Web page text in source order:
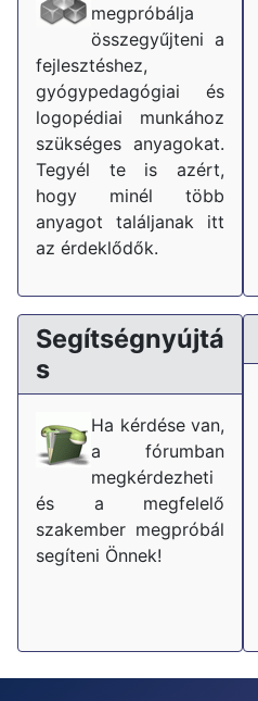
megpróbálja
összegyűjteni a
fejlesztéshez,
gyógypedagógiai és
logopédiai munkához
szükséges anyagokat.
Tegyél te is azért,
hogy minél több
anyagot találjanak itt
az érdeklődők.
Segítségnyújtá
s
Ha kérdése van,
a fórumban
megkérdezheti
és a megfelelő
szakember megpróbál
segíteni Önnek!